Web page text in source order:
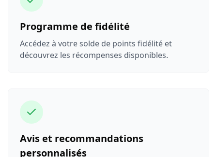
Programme de fidélité
Accédez à votre solde de points fidélité et
découvrez les récompenses disponibles.
Avis et recommandations
personnalisés